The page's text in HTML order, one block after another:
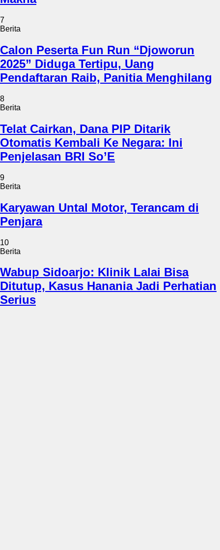
7
Berita
Calon Peserta Fun Run “Djoworun
2025” Diduga Tertipu, Uang
Pendaftaran Raib, Panitia Menghilang
8
Berita
Telat Cairkan, Dana PIP Ditarik
Otomatis Kembali Ke Negara: Ini
Penjelasan BRI So’E
9
Berita
Karyawan Untal Motor, Terancam di
Penjara
10
Berita
Wabup Sidoarjo: Klinik Lalai Bisa
Ditutup, Kasus Hanania Jadi Perhatian
Serius